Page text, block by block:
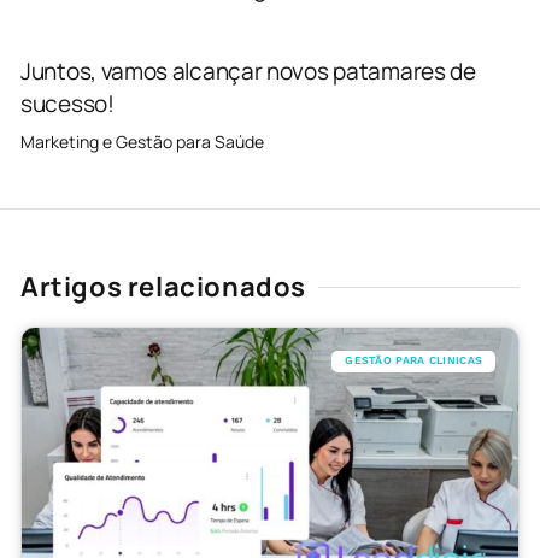
Juntos, vamos alcançar novos patamares de
sucesso!
Marketing e Gestão para Saúde
Artigos relacionados
GESTÃO PARA CLINICAS